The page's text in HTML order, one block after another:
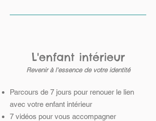
L'enfant intérieur
Revenir à l'essence de votre identité​
Parcours de 7 jours pour renouer le lien
avec votre enfant intérieur
7 vidéos pour vous accompagner